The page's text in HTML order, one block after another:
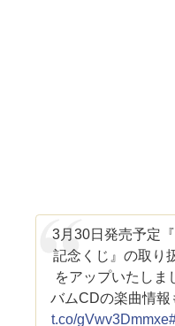
3月30日発売予定
記念くじ』の取り
をアップいたしま
バムCDの楽曲情報
t.co/gVwv3Dmmxe